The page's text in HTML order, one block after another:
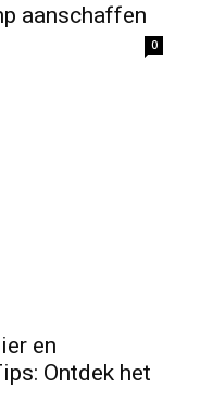
aanschaffen
0
en
Ontdek het